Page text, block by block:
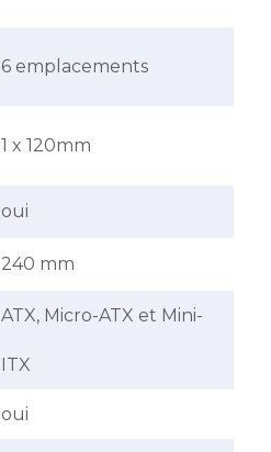
6 emplacements
1 x 120mm
‎oui
‎240 mm
‎ATX, Micro-ATX et Mini-
ITX
‎oui